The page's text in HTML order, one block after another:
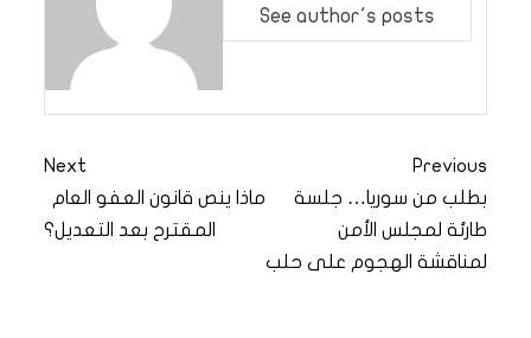
See author's posts
Previous
بطلب من سوريا… جلسة
طارئة لمجلس الأمن
لمناقشة الهجوم على حلب
Next
ماذا ينص قانون العفو العام
المقترح بعد التعديل؟